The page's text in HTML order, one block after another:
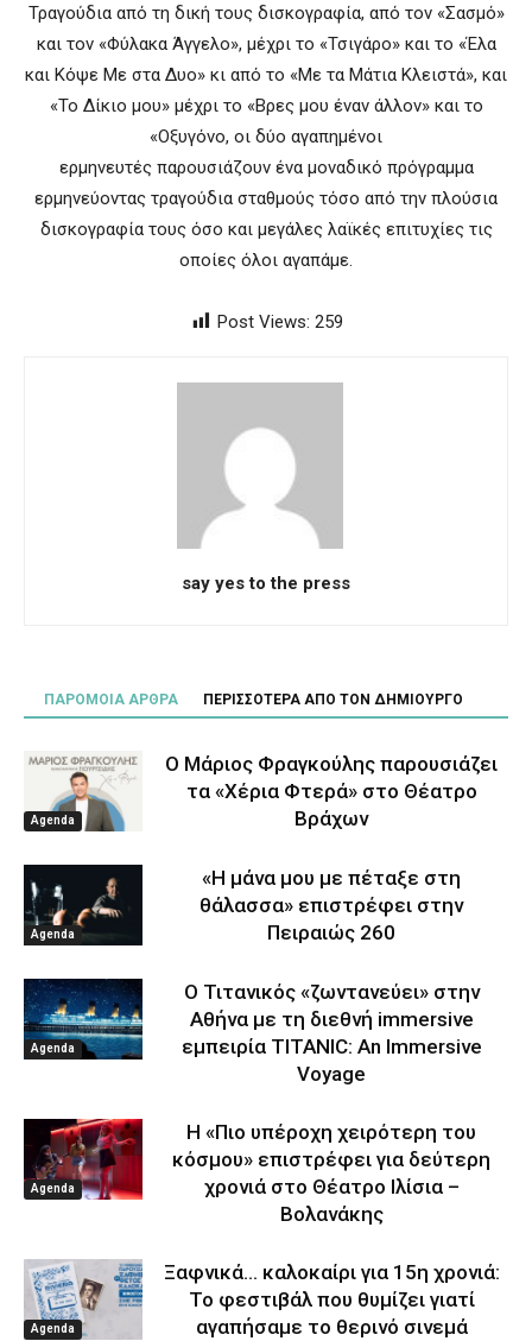
Τραγούδια από τη δική τους δισκογραφία, από τον «Σασμό»
και τον «Φύλακα Άγγελο», μέχρι το «Τσιγάρο» και το «Έλα
και Κόψε Με στα Δυο» κι από το «Με τα Μάτια Κλειστά», και
«Το Δίκιο μου» μέχρι το «Βρες μου έναν άλλον» και το
«Οξυγόνο, οι δύο αγαπημένοι
ερμηνευτές παρουσιάζουν ένα μοναδικό πρόγραμμα
ερμηνεύοντας τραγούδια σταθμούς τόσο από την πλούσια
δισκογραφία τους όσο και μεγάλες λαϊκές επιτυχίες τις
οποίες όλοι αγαπάμε.
Post Views: 259
say yes to the press
ΠΑΡΟΜΟΙΑ ΑΡΘΡΑ ΠΕΡΙΣΣΟΤΕΡΑ ΑΠΟ ΤΟΝ ΔΗΜΙΟΥΡΓΟ
Agenda
Ο Μάριος Φραγκούλης παρουσιάζει
τα «Χέρια Φτερά» στο Θέατρο
Βράχων
Agenda
«Η μάνα μου με πέταξε στη
θάλασσα» επιστρέφει στην
Πειραιώς 260
Agenda
Ο Τιτανικός «ζωντανεύει» στην
Αθήνα με τη διεθνή immersive
εμπειρία TITANIC: An Immersive
Voyage
Agenda
Η «Πιο υπέροχη χειρότερη του
κόσμου» επιστρέφει για δεύτερη
χρονιά στο Θέατρο Ιλίσια –
Βολανάκης
Agenda
Ξαφνικά… καλοκαίρι για 15η χρονιά:
Το φεστιβάλ που θυμίζει γιατί
αγαπήσαμε το θερινό σινεμά